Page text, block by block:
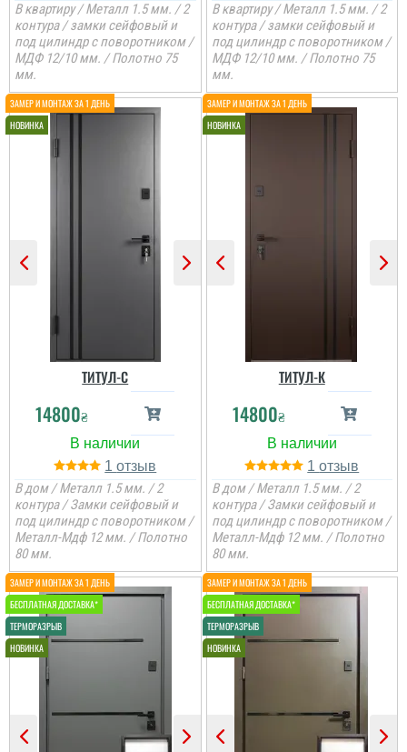
В квартиру / Металл 1.5 мм. / 2
контура / замки сейфовый и
под цилиндр с поворотником /
МДФ 12/10 мм. / Полотно 75
мм.
В квартиру / Металл 1.5 мм. / 2
контура / замки сейфовый и
под цилиндр с поворотником /
МДФ 12/10 мм. / Полотно 75
мм.
ТИТУЛ-C
14800₴
1
В дом / Металл 1.5 мм. / 2
контура / Замки сейфовый и
под цилиндр с поворотником /
Металл-Мдф 12 мм. / Полотно
80 мм.
ТИТУЛ-К
14800₴
1
В дом / Металл 1.5 мм. / 2
контура / Замки сейфовый и
под цилиндр с поворотником /
Металл-Мдф 12 мм. / Полотно
80 мм.